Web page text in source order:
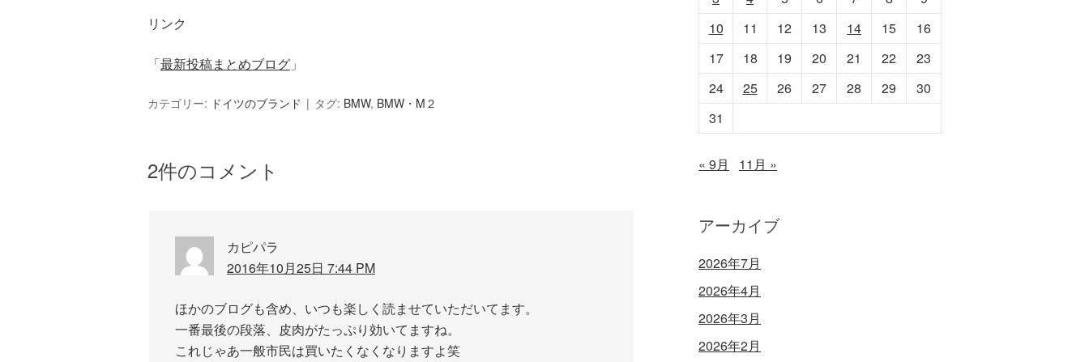
リンク
「最新投稿まとめブログ 」
カテゴリー: ドイツのブランド タグ: BMW, BMW・M２
2件のコメント
カピパラ
2016年10月25日 7:44 PM
ほかのブログも含め、いつも楽しく読ませていただいてます。
一番最後の段落、皮肉がたっぷり効いてますね。
これじゃあ一般市民は買いたくなくなりますよ笑
10
11 12 13 14 15
16
17
18 19 20 21 22
23
24
25 26 27 28 29
30
31
« 9月 11月 »
アーカイブ
2026年7月
2026年4月
2026年3月
2026年2月